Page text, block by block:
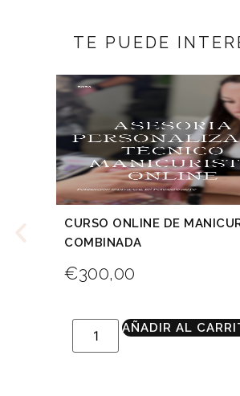
TE PUEDE
CURSO ONLINE DE
COMBINADA
€300,00
AÑADIR AL